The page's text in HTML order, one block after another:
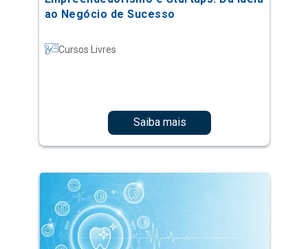
ao Negócio de Sucesso
Cursos Livres
Saiba mais